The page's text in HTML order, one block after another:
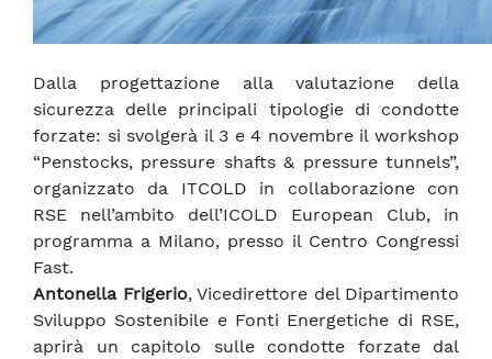
Dalla progettazione alla valutazione della
sicurezza delle principali tipologie di condotte
forzate: si svolgerà il 3 e 4 novembre il workshop
“Penstocks, pressure shafts & pressure tunnels”,
organizzato da ITCOLD in collaborazione con
RSE nell’ambito dell’ICOLD European Club, in
programma a Milano, presso il Centro Congressi
Fast.
Antonella Frigerio, Vicedirettore del Dipartimento
Sviluppo Sostenibile e Fonti Energetiche di RSE,
aprirà un capitolo sulle condotte forzate dal